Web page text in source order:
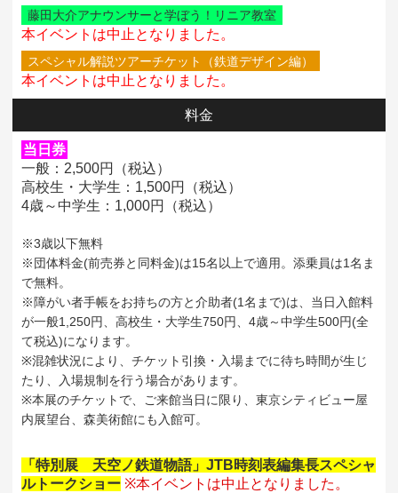
藤田大介アナウンサーと学ぼう！リニア教室
本イベントは中止となりました。
スペシャル解説ツアーチケット（鉄道デザイン編）
本イベントは中止となりました。
料金
当日券
一般：2,500円（税込）
高校生・大学生：1,500円（税込）
4歳～中学生：1,000円（税込）
※3歳以下無料
※団体料金(前売券と同料金)は15名以上で適用。添乗員は1名ま
で無料。
※障がい者手帳をお持ちの方と介助者(1名まで)は、当日入館料
が一般1,250円、高校生・大学生750円、4歳～中学生500円(全
て税込)になります。
※混雑状況により、チケット引換・入場までに待ち時間が生じ
たり、入場規制を行う場合があります。
※本展のチケットで、ご来館当日に限り、東京シティビュー屋
内展望台、森美術館にも入館可。
「特別展 天空ノ鉄道物語」JTB時刻表編集長スペシャ
ルトークショー ※本イベントは中止となりました。